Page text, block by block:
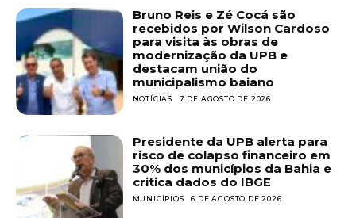
Bruno Reis e Zé Cocá são
recebidos por Wilson Cardoso
para visita às obras de
modernização da UPB e
destacam união do
municipalismo baiano
NOTÍCIAS 7 DE AGOSTO DE 2026
Presidente da UPB alerta para
risco de colapso financeiro em
30% dos municípios da Bahia e
critica dados do IBGE
MUNICÍPIOS 6 DE AGOSTO DE 2026